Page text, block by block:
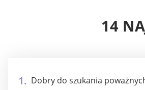
14
Dobry do szukania